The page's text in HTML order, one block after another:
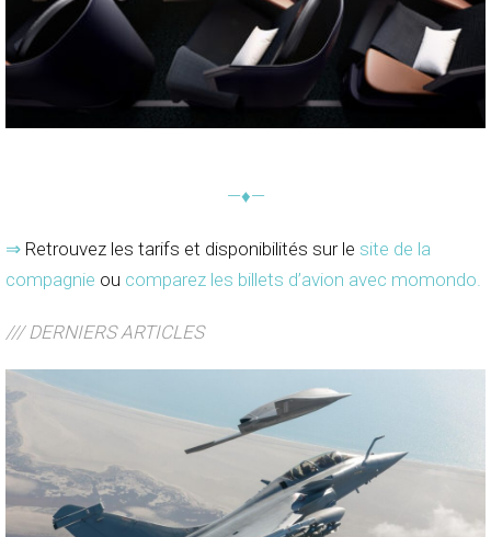
—♦—
⇒ Retrouvez les tarifs et disponibilités sur le site de la
compagnie ou comparez les billets d’avion avec momondo
/// DERNIERS ARTICLES